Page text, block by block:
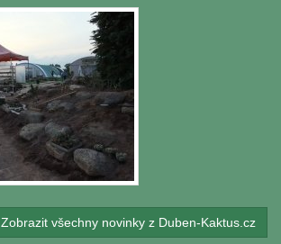
Zobrazit všechny novinky z Duben-Kaktus.cz